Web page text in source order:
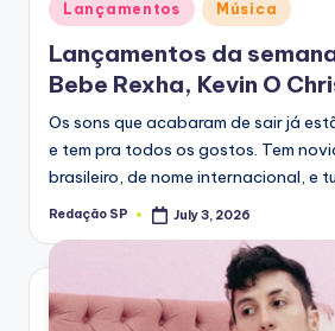
Posted
in
Lançamentos Música
Lançamentos da
Bebe Rexha, Kevin O
Os sons que acabaram de sair já
e tem pra todos os gostos. Tem
brasileiro, de nome internacional, e
Posted
Redação SP July 3, 2026